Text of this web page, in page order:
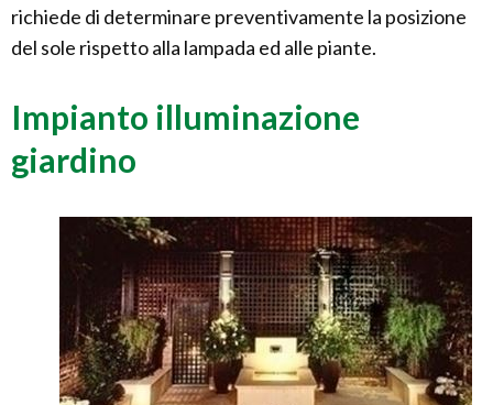
richiede di determinare preventivamente la posizione
del sole rispetto alla lampada ed alle piante.
Impianto illuminazione
giardino